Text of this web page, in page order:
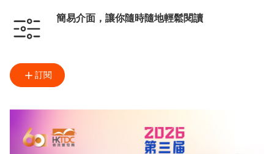
簡易介面，讓你隨時隨地輕鬆閱讀
訂閱